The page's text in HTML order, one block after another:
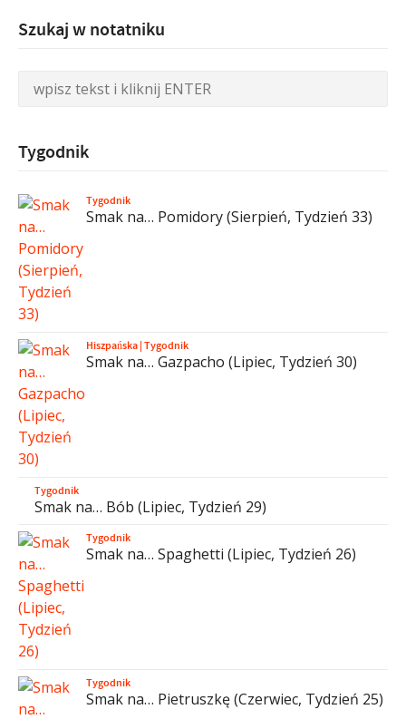
Szukaj w notatniku
Tygodnik
Tygodnik
Smak na… Pomidory (Sierpień, Tydzień 33)
Hiszpańska|Tygodnik
Smak na… Gazpacho (Lipiec, Tydzień 30)
Tygodnik
Smak na… Bób (Lipiec, Tydzień 29)
Tygodnik
Smak na… Spaghetti (Lipiec, Tydzień 26)
Tygodnik
Smak na… Pietruszkę (Czerwiec, Tydzień 25)